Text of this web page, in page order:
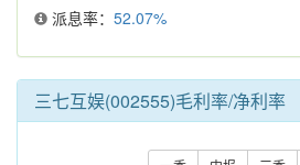
派息率： 52.07%
三七互娱(002555)毛利率/净利率